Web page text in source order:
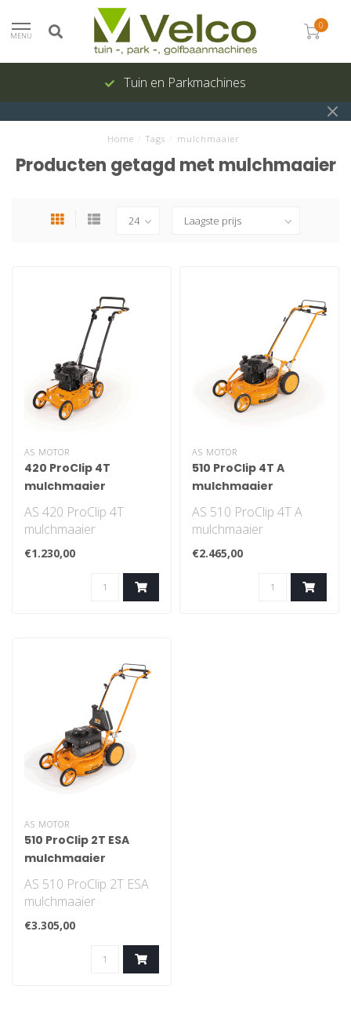
MENU
0
Tuin en Parkmachines
Home Tags mulchmaaier
Producten getagd met mulchmaaier
AS MOTOR
420 ProClip 4T
mulchmaaier
AS 420 ProClip 4T
mulchmaaier
€1.230,00
AS MOTOR
510 ProClip 4T A
mulchmaaier
AS 510 ProClip 4T A
mulchmaaier
€2.465,00
AS MOTOR
510 ProClip 2T ESA
mulchmaaier
AS 510 ProClip 2T ESA
mulchmaaier
€3.305,00